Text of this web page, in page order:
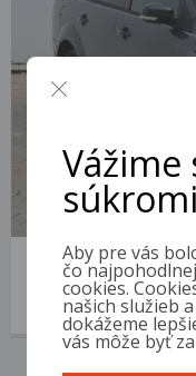
2011 | 198 563 km |
1
Vážime
Aby pre vás
čo
cookies.
našich služieb
dokážeme
vás môže byť